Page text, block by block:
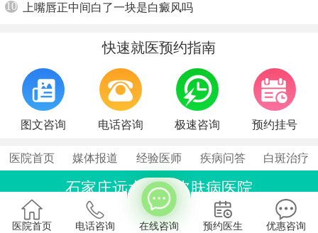
10
上嘴唇正中间白了一块是白癜风吗
快速就医预约指南
图文咨询 电话咨询 极速咨询 预约挂号
医院首页 媒体报道 经验医师 疾病问答 白斑治疗
石家庄远大中医皮肤病医院
联系电话：0311-86990555
石家庄桥西区裕华东路7号
医院首页 电话咨询 在线咨询 预约医生 优惠咨询